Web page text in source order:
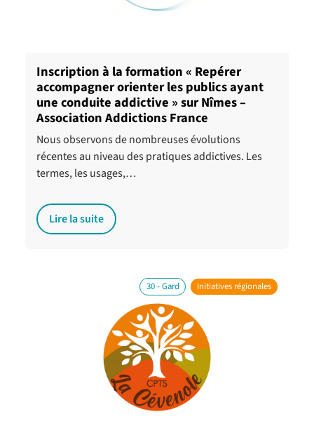
Inscription à la formation « Repérer
accompagner orienter les publics ayant
une conduite addictive » sur Nîmes –
Association Addictions France
Nous observons de nombreuses évolutions
récentes au niveau des pratiques addictives. Les
termes, les usages,…
Lire la suite
30 - Gard Initiatives régionales